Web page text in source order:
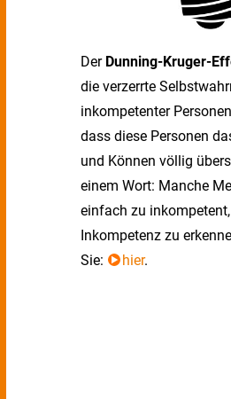
Der Dunning-Kruger-
die verzerrte
inkompetenter
dass diese Personen
und Können völlig
einem Wort: Manche
einfach zu
Inkompetenz zu
Sie:
hier.